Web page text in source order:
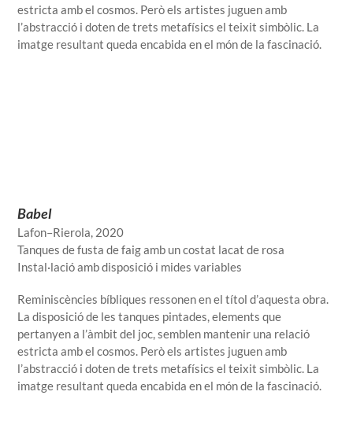
estricta amb el cosmos. Però els artistes juguen amb
l’abstracció i doten de trets metafísics el teixit simbòlic. La
imatge resultant queda encabida en el món de la fascinació.
Babel
Lafon–Rierola, 2020
Tanques de fusta de faig amb un costat lacat de rosa
Instal·lació amb disposició i mides variables
Reminiscències bíbliques ressonen en el títol d’aquesta obra.
La disposició de les tanques pintades, elements que
pertanyen a l’àmbit del joc, semblen mantenir una relació
estricta amb el cosmos. Però els artistes juguen amb
l’abstracció i doten de trets metafísics el teixit simbòlic. La
imatge resultant queda encabida en el món de la fascinació.